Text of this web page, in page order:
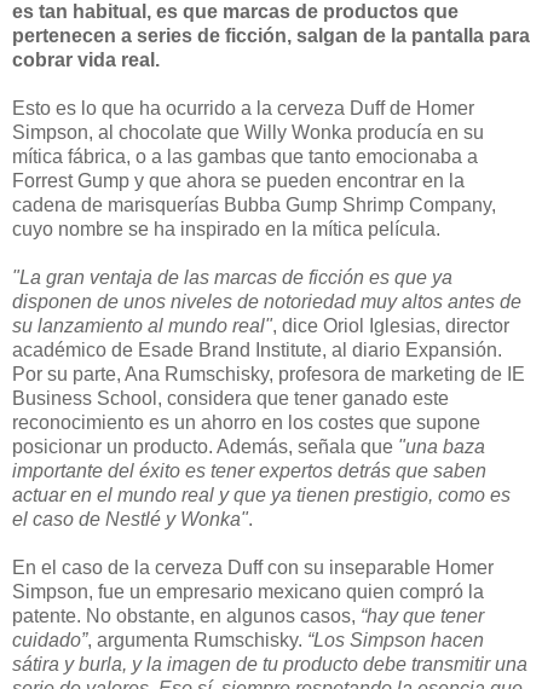
es tan habitual, es que marcas de productos que
pertenecen a series de ficción, salgan de la pantalla para
cobrar vida real.
Esto es lo que ha ocurrido a la cerveza Duff de Homer
Simpson, al chocolate que Willy Wonka producía en su
mítica fábrica, o a las gambas que tanto emocionaba a
Forrest Gump y que ahora se pueden encontrar en la
cadena de marisquerías Bubba Gump Shrimp Company,
cuyo nombre se ha inspirado en la mítica película.
"La gran ventaja de las marcas de ficción es que ya
disponen de unos niveles de notoriedad muy altos antes de
su lanzamiento al mundo real", dice Oriol Iglesias, director
académico de Esade Brand Institute, al diario Expansión.
Por su parte, Ana Rumschisky, profesora de marketing de IE
Business School, considera que tener ganado este
reconocimiento es un ahorro en los costes que supone
posicionar un producto. Además, señala que "una baza
importante del éxito es tener expertos detrás que saben
actuar en el mundo real y que ya tienen prestigio, como es
el caso de Nestlé y Wonka".
En el caso de la cerveza Duff con su inseparable Homer
Simpson, fue un empresario mexicano quien compró la
patente. No obstante, en algunos casos, “hay que tener
cuidado”, argumenta Rumschisky. “Los Simpson hacen
sátira y burla, y la imagen de tu producto debe transmitir una